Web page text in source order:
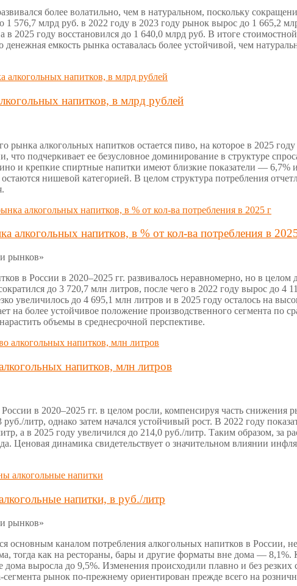
более волатильно, чем в натуральном, поскольку
576,7 млрд руб. в 2022 году в 2023 году рынок вырос до 1 665,2
в 2025 году восстановился до 1 640,0 млрд руб. В итоге
денежная емкость рынка оставалась более устойчивой, чем
напитков, в млрд рублей
рынка алкогольных напитков остается пиво, на которое в 2025
что подчеркивает ее безусловное доминирование в структуре
и крепкие спиртные напитки имеют близкие показатели — 6,7%
нишевой категорией. В целом структура потребления
алкогольных напитков, в % от кол-ва потребления в
рынков»
в России в 2020–2025 гг. развивалось неравномерно, но в
до 3 720,7 млн литров, после чего в 2022 году вырос до
увеличилось до 4 695,1 млн литров и в 2025 году осталось на
на более устойчивое положение производственного сегмента по
объемы в среднесрочной перспективе.
напитков, млн литров
в 2020–2025 гг. в целом росли, компенсируя часть снижения
руб./литр, однако затем начался устойчивый рост. В 2022 году
а в 2025 году увеличился до 214,0 руб./литр. Таким образом,
Ценовая динамика свидетельствует о значительном влиянии
напитки, в руб./литр
рынков»
основным каналом потребления алкогольных напитков в России,
тогда как на рестораны, бары и другие форматы вне дома —
дома выросла до 9,5%. Изменения происходили плавно и без
рынок по-прежнему ориентирован прежде всего на